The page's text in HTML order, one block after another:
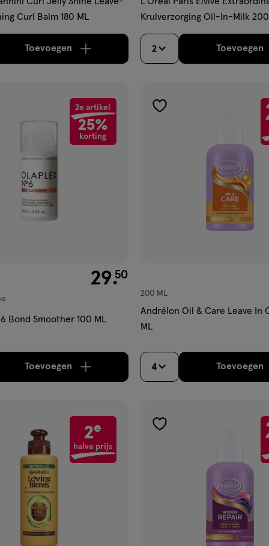
Curl Balm 180 ML
Toevoegenverhoog aantal met één, Limiet bereikt.Je kan
Krulverzorging Oil-In-Milk
2 Toevoegen
2e artikel
25%
korting
€ 29.50
29.50
Bond Smoother 100 ML
Toevoegenverhoog aantal met één, Bijna uitverkocht!Er
toevoegen
200 ML
Andrélon Oil & Care Leave In
ML
4 Toevoegen
2e
halve prijs
toevoegen